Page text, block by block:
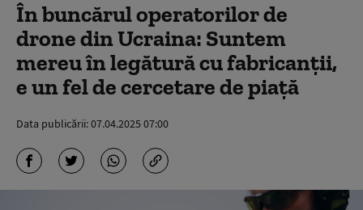
În buncărul operatorilor de
drone din Ucraina: Suntem
mereu în legătură cu fabricanții,
e un fel de cercetare de piață
Data publicării:07.04.2025 07:00